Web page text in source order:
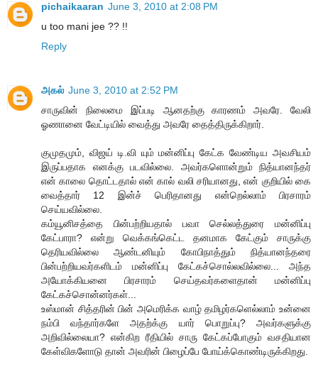
pichaikaaran June 3, 2010 at 2:08 PM
u too mani jee ?? !!
Reply
அகல் June 3, 2010 at 2:52 PM
சாருவின் நிலைமை இப்படி ஆனதற்கு காரணம் அவரே. வேலி
ஓணானை வேட்டியில் வைத்து அவரே தைத்திருக்கிறார்.
குமுதமும், விஜய் டி.வி யும் மன்னிப்பு கேட்க வேண்டிய அவசியம்
இருப்பதாக எனக்கு படவில்லை. அவர்களொன்றும் நித்யானந்தர்
என் காலை தொட்டதால் என் கால் வலி சரியானது, என் குறியில் கை
வைத்தார் 12 இன்ச் பெரிதானது என்றெல்லாம் பிரசாரம்
செய்யவில்லை.
கம்யூனிசத்தை பின்பற்றியதால் பவா செல்லத்துரை மன்னிப்பு
கேட்பாரா? என்று வெக்கங்கெட்ட தனமாக கேட்கும் சாருக்கு
தெரியவில்லை ஆண்டனியும் கோபிநாத்தும் நித்யானந்தரை
பின்பற்றியவர்களிடம் மன்னிப்பு கேட்கச்சொல்லவில்லை... அந்த
அயோக்கியனை பிரசாரம் செய்தவர்களைதான் மன்னிப்பு
கேட்கச்சொன்னர்கள்...
உஸ்மான் சித்தரின் பின் அமெரிக்க வாழ் தமிழர்களெல்லாம் உன்னை
நம்பி வந்தார்களே அதற்க்கு யார் பொறுப்பு? அவர்களுக்கு
அறிவில்லையா? என்கிற ரீதியில் சாரு கேட்கப்போகும் வசதியான
கேள்விகளோடு தான் அவரின் பிழைப்பே போய்க்கொண்டிருக்கிறது.